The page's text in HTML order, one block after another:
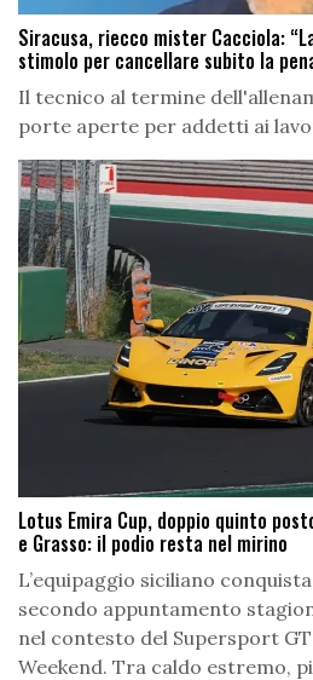
Siracusa, riecco mister Cacciola:
stimolo per cancellare subito la
Il tecnico al termine
porte aperte per addetti ai
Lotus Emira Cup, doppio quinto
e Grasso: il podio resta nel mirino
L’equipaggio siciliano
secondo appuntamento
nel contesto del Supersport GT
Weekend. Tra caldo estremo,